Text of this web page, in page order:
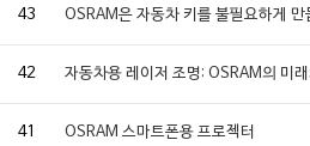
43 OSRAM은 자동차 키를 불필요하게
42 자동차용 레이저 조명: OSRAM의 미
41 OSRAM 스마트폰용 프로젝터